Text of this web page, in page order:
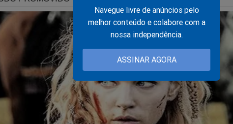
Navegue livre de anúncios pelo
melhor conteúdo e colabore com a
nossa independência.
ASSINAR AGORA